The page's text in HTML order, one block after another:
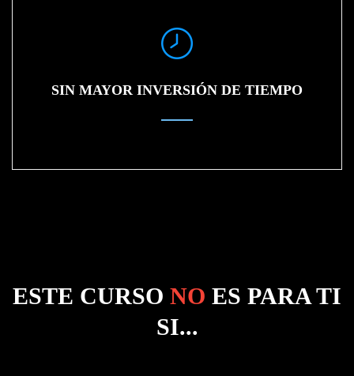
SIN MAYOR INVERSIÓN DE TIEMPO
ESTE CURSO NO ES PARA TI
SI...